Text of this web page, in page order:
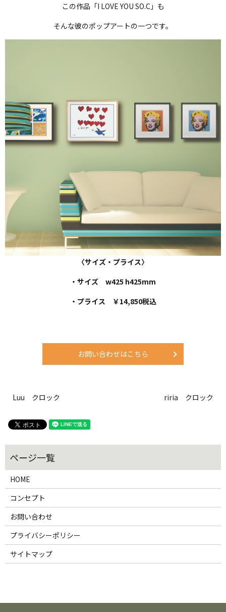
この作品「I LOVE YOU SO.C」も
そんな彼のポップアートの一つです。
〈サイズ・プライス〉
・サイズ w425 h425mm
・プライス ￥14,850税込
お問い合わせはこちら
Luu クロック riria クロック
HOME
コンセプト
お問い合わせ
プライバシーポリシー
サイトマップ